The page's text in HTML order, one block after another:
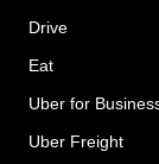
Drive
Eat
Uber for
Uber Freight